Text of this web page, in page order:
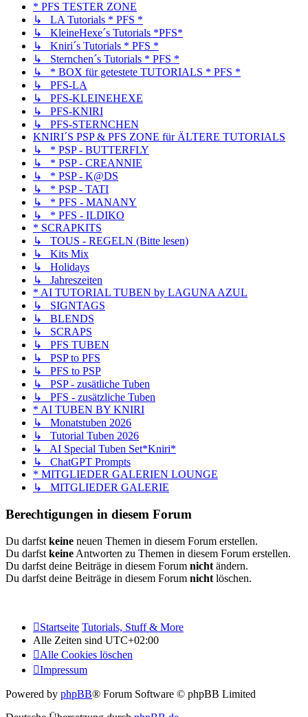
* PFS TESTER ZONE
↳ LA Tutorials * PFS *
↳ KleineHexe´s Tutorials *PFS*
↳ Kniri´s Tutorials * PFS *
↳ Sternchen´s Tutorials * PFS *
↳ * BOX für getestete TUTORIALS * PFS *
↳ PFS-LA
↳ PFS-KLEINEHEXE
↳ PFS-KNIRI
↳ PFS-STERNCHEN
KNIRI´S PSP & PFS ZONE für ÄLTERE TUTORIALS
↳ * PSP - BUTTERFLY
↳ * PSP - CREANNIE
↳ * PSP - K@DS
↳ * PSP - TATI
↳ * PFS - MANANY
↳ * PFS - ILDIKO
* SCRAPKITS
↳ TOUS - REGELN (Bitte lesen)
↳ Kits Mix
↳ Holidays
↳ Jahreszeiten
* AI TUTORIAL TUBEN by LAGUNA AZUL
↳ SIGNTAGS
↳ BLENDS
↳ SCRAPS
↳ PFS TUBEN
↳ PSP to PFS
↳ PFS to PSP
↳ PSP - zusätliche Tuben
↳ PFS - zusätzliche Tuben
* AI TUBEN BY KNIRI
↳ Monatstuben 2026
↳ Tutorial Tuben 2026
↳ AI Special Tuben Set*Kniri*
↳ ChatGPT Prompts
* MITGLIEDER GALERIEN LOUNGE
↳ MITGLIEDER GALERIE
Berechtigungen in diesem Forum
Du darfst keine neuen Themen in diesem Forum erstellen.
Du darfst keine Antworten zu Themen in diesem Forum erstellen.
Du darfst deine Beiträge in diesem Forum nicht ändern.
Du darfst deine Beiträge in diesem Forum nicht löschen.
Startseite Tutorials, Stuff & More
Alle Zeiten sind UTC+02:00
Alle Cookies löschen
Impressum
Powered by phpBB® Forum Software © phpBB Limited